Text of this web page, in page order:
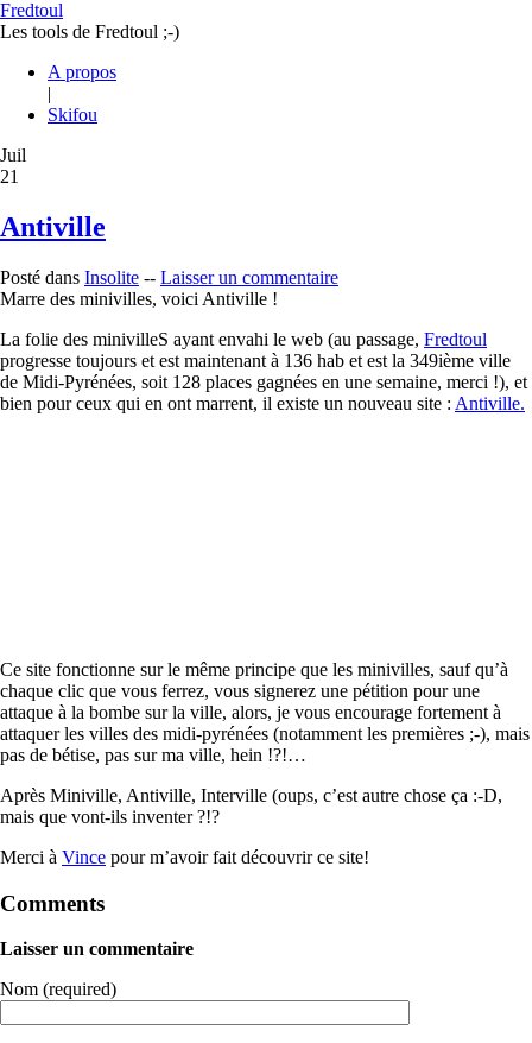
Fredtoul
Les tools de Fredtoul ;-)
A propos
|
Skifou
Juil
21
Antiville
Posté dans Insolite -- Laisser un commentaire
Marre des minivilles, voici Antiville !
La folie des minivilleS ayant envahi le web (au passage, Fredtoul
progresse toujours et est maintenant à 136 hab et est la 349ième ville
de Midi-Pyrénées, soit 128 places gagnées en une semaine, merci !), et
bien pour ceux qui en ont marrent, il existe un nouveau site : Antiville.
Ce site fonctionne sur le même principe que les minivilles, sauf qu’à
chaque clic que vous ferrez, vous signerez une pétition pour une
attaque à la bombe sur la ville, alors, je vous encourage fortement à
attaquer les villes des midi-pyrénées (notamment les premières ;-), mais
pas de bétise, pas sur ma ville, hein !?!…
Après Miniville, Antiville, Interville (oups, c’est autre chose ça :-D,
mais que vont-ils inventer ?!?
Merci à Vince pour m’avoir fait découvrir ce site!
Comments
Laisser un commentaire
Nom (required)